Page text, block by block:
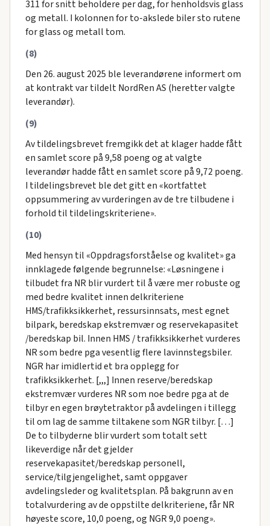
311 for snitt beholdere per dag, for henholdsvis glass
og metall. I kolonnen for to-akslede biler sto rutene
for glass og metall tom.
(8)
Den 26. august 2025 ble leverandørene informert om
at kontrakt var tildelt NordRen AS (heretter valgte
leverandør).
(9)
Av tildelingsbrevet fremgikk det at klager hadde fått
en samlet score på 9,58 poeng og at valgte
leverandør hadde fått en samlet score på 9,72 poeng.
I tildelingsbrevet ble det gitt en «kortfattet
oppsummering av vurderingen av de tre tilbudene i
forhold til tildelingskriteriene».
(10)
Med hensyn til «Oppdragsforståelse og kvalitet» ga
innklagede følgende begrunnelse: «Løsningene i
tilbudet fra NR blir vurdert til å være mer robuste og
med bedre kvalitet innen delkriteriene
HMS/trafikksikkerhet, ressursinnsats, mest egnet
bilpark, beredskap ekstremvær og reservekapasitet
/beredskap bil. Innen HMS / trafikksikkerhet vurderes
NR som bedre pga vesentlig flere lavinnstegsbiler.
NGR har imidlertid et bra opplegg for
trafikksikkerhet. [,,,] Innen reserve/beredskap
ekstremvær vurderes NR som noe bedre pga at de
tilbyr en egen brøytetraktor på avdelingen i tillegg
til om lag de samme tiltakene som NGR tilbyr. […]
De to tilbyderne blir vurdert som totalt sett
likeverdige når det gjelder
reservekapasitet/beredskap personell,
service/tilgjengelighet, samt oppgaver
avdelingsleder og kvalitetsplan. På bakgrunn av en
totalvurdering av de oppstilte delkriteriene, får NR
høyeste score, 10,0 poeng, og NGR 9,0 poeng».